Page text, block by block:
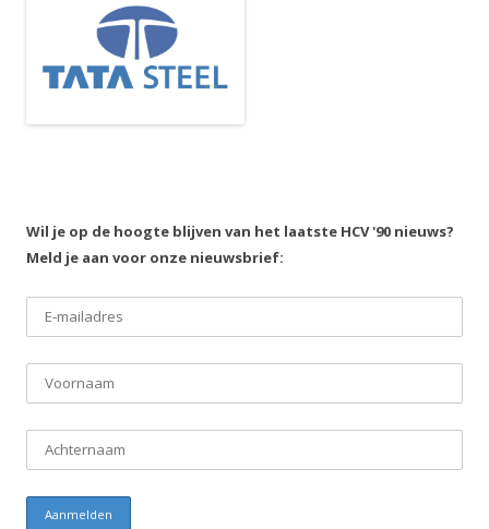
Wil je op de hoogte blijven van het laatste HCV '90 nieuws?
Meld je aan voor onze nieuwsbrief: